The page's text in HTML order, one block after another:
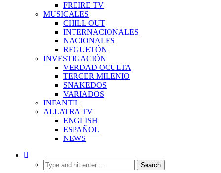
FREIRE TV
MUSICALES
CHILL OUT
INTERNACIONALES
NACIONALES
REGUETÓN
INVESTIGACIÓN
VERDAD OCULTA
TERCER MILENIO
SNAKEDOS
VARIADOS
INFANTIL
ALLATRA TV
ENGLISH
ESPAÑOL
NEWS